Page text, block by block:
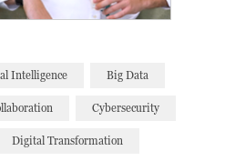
Intelligence Big Data
Cybersecurity
Digital Transformation